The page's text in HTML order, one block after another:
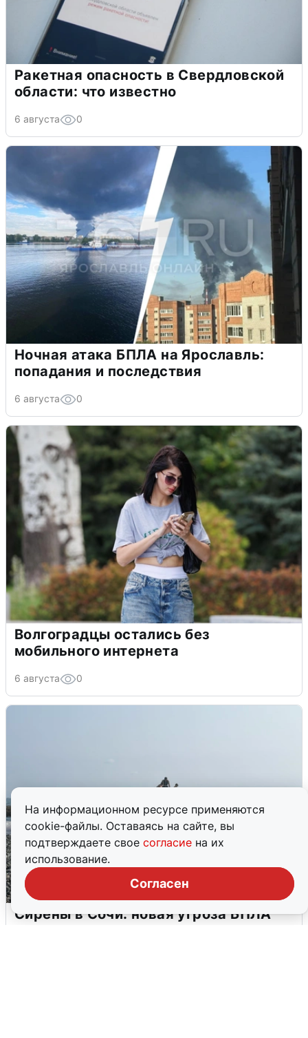
На информационном ресурсе применяются
cookie-файлы. Оставаясь на сайте, вы
подтверждаете свое согласие на их
использование.
Согласен
Ракетная опасность в Свердловской
области: что известно
6 августа 0
Ночная атака БПЛА на Ярославль:
попадания и последствия
6 августа 0
Волгоградцы остались без
мобильного интернета
6 августа 0
Сирены в Сочи: новая угроза БПЛА